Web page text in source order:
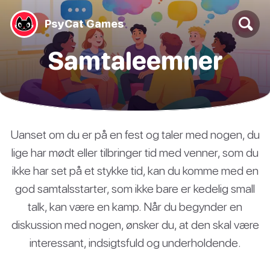
PsyCat Games
Samtaleemner
Uanset om du er på en fest og taler med nogen, du
lige har mødt eller tilbringer tid med venner, som du
ikke har set på et stykke tid, kan du komme med en
god samtalsstarter, som ikke bare er kedelig small
talk, kan være en kamp. Når du begynder en
diskussion med nogen, ønsker du, at den skal være
interessant, indsigtsfuld og underholdende.